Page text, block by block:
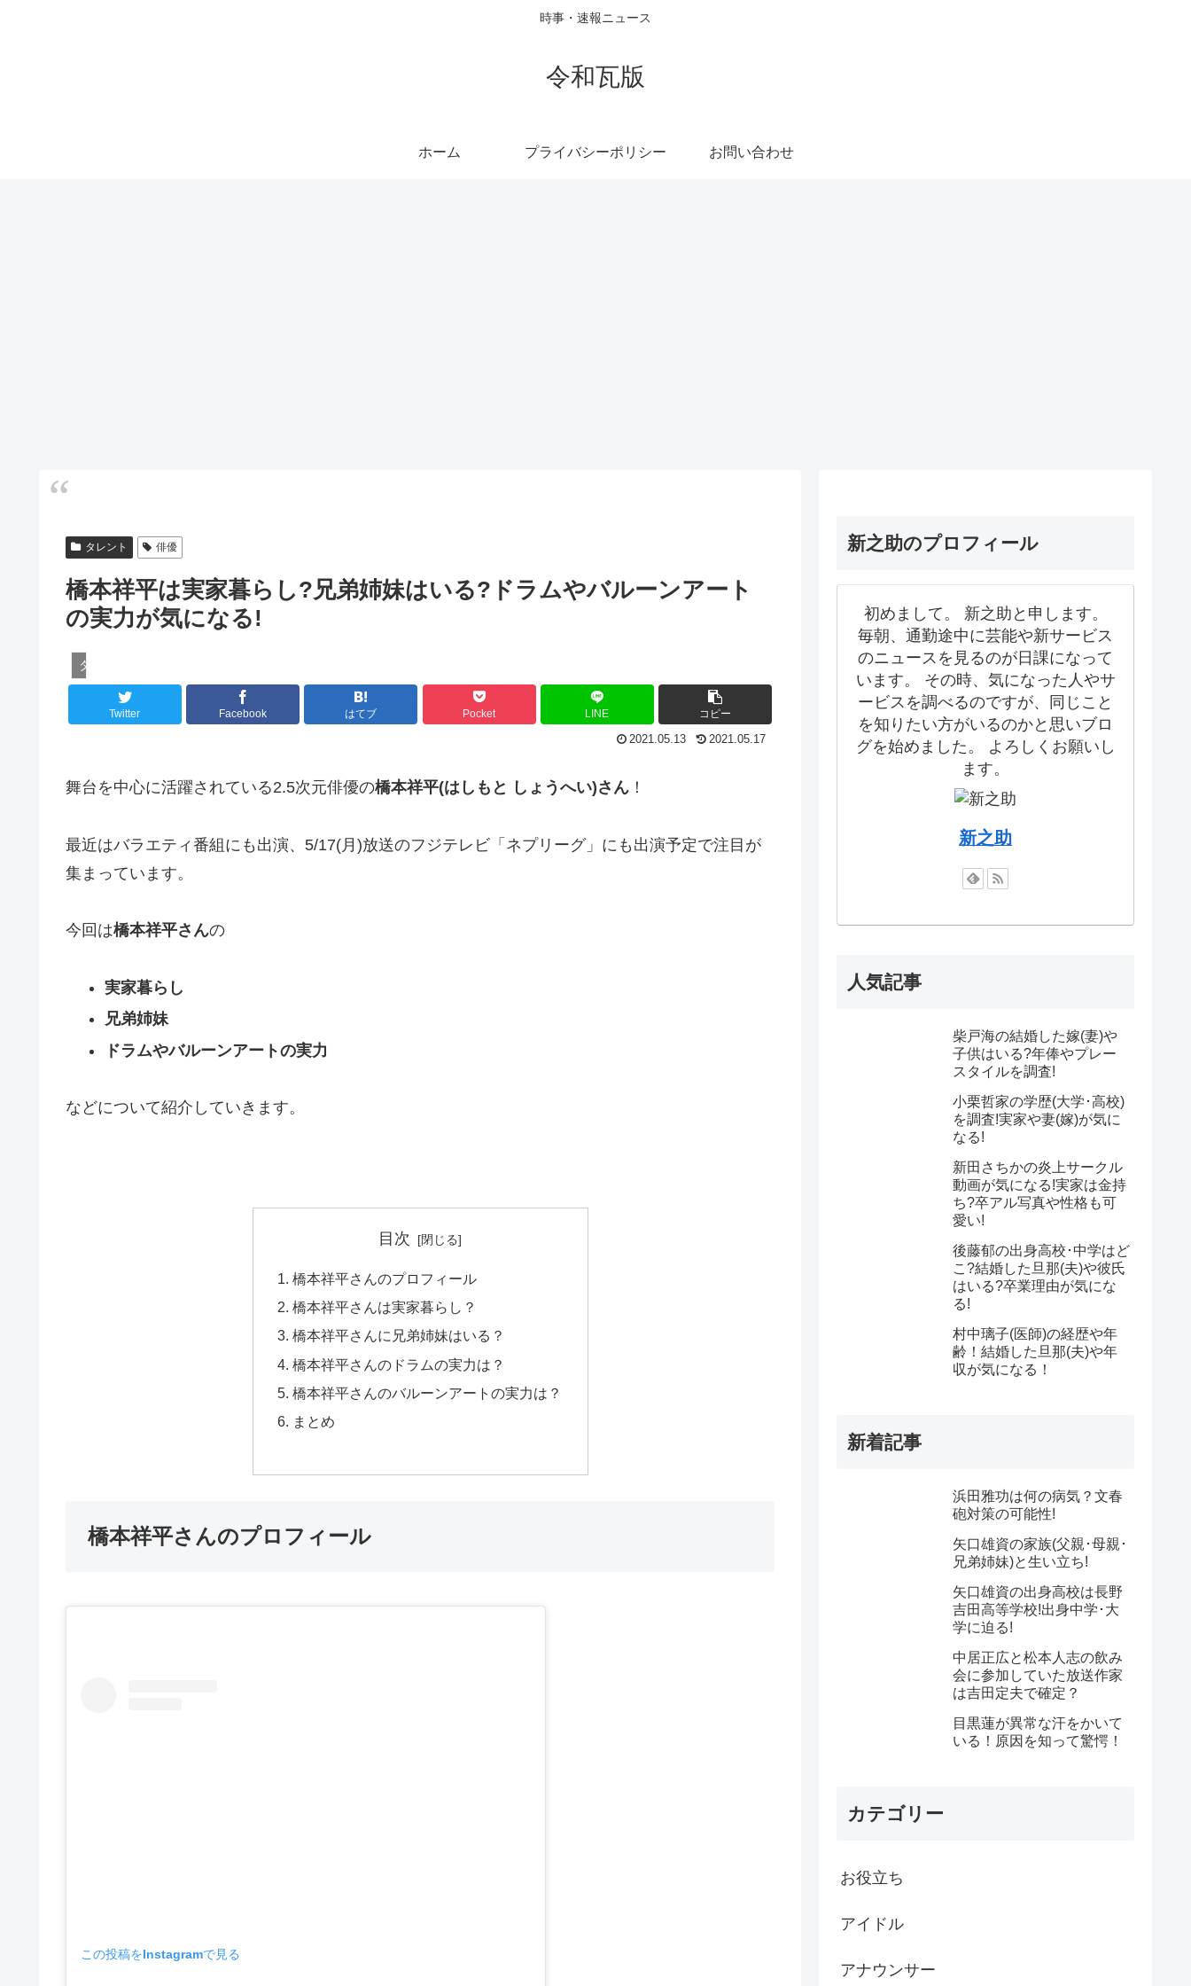
時事・速報ニュース
令和瓦版
ホーム プライバシーポリシー お問い合わせ
タレント 俳優
橋本祥平は実家暮らし?兄弟姉妹はいる?ドラムやバルーンアート
の実力が気になる!
タレント
Twitter Facebook はてブ Pocket LINE コピー
2021.05.13 2021.05.17
舞台を中心に活躍されている2.5次元俳優の橋本祥平(はしもと しょうへい)さん ！
最近はバラエティ番組にも出演、5/17(月)放送のフジテレビ「ネプリーグ」にも出演予定で注目が
集まっています。
今回は橋本祥平さんの
実家暮らし
兄弟姉妹
ドラムやバルーンアートの実力
などについて紹介していきます。
目次
橋本祥平さんのプロフィール
橋本祥平さんは実家暮らし？
橋本祥平さんに兄弟姉妹はいる？
橋本祥平さんのドラムの実力は？
橋本祥平さんのバルーンアートの実力は？
まとめ
橋本祥平さんのプロフィール
この投稿をInstagramで見る
新之助のプロフィール
初めまして。 新之助と申します。
毎朝、通勤途中に芸能や新サービス
のニュースを見るのが日課になって
います。 その時、気になった人やサ
ービスを調べるのですが、同じこと
を知りたい方がいるのかと思いブロ
グを始めました。 よろしくお願いし
ます。
新之助
人気記事
柴戸海の結婚した嫁(妻)や
子供はいる?年俸やプレー
スタイルを調査!
小栗哲家の学歴(大学･高校)
を調査!実家や妻(嫁)が気に
なる!
新田さちかの炎上サークル
動画が気になる!実家は金持
ち?卒アル写真や性格も可
愛い!
後藤郁の出身高校･中学はど
こ?結婚した旦那(夫)や彼氏
はいる?卒業理由が気にな
る!
村中璃子(医師)の経歴や年
齢！結婚した旦那(夫)や年
収が気になる！
新着記事
浜田雅功は何の病気？文春
砲対策の可能性!
矢口雄資の家族(父親･母親･
兄弟姉妹)と生い立ち!
矢口雄資の出身高校は長野
吉田高等学校!出身中学･大
学に迫る!
中居正広と松本人志の飲み
会に参加していた放送作家
は吉田定夫で確定？
目黒蓮が異常な汗をかいて
いる！原因を知って驚愕！
カテゴリー
お役立ち
アイドル
アナウンサー